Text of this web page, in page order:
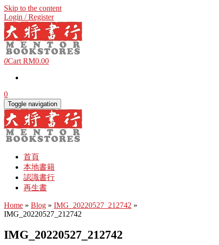
Skip to the content
Login / Register
0Cart RM0.00
0
Toggle navigation
首頁
本地書籍
認識書行
再生書
Home » Blog » IMG_20220527_212742 »
IMG_20220527_212742
IMG_20220527_212742